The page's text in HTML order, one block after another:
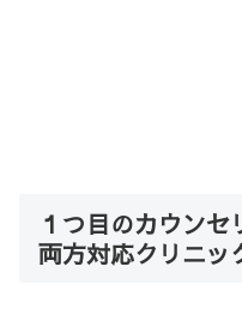
１つ目のカウン
両方対応クリニッ